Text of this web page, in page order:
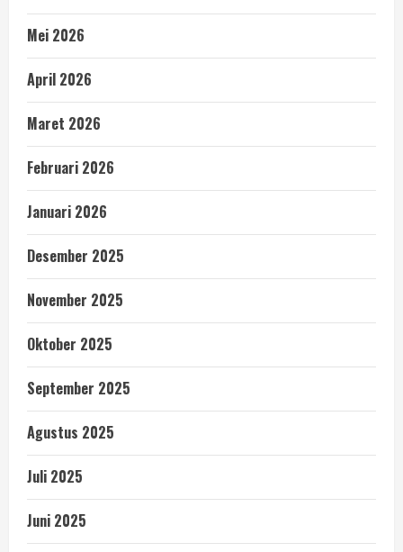
Mei 2026
April 2026
Maret 2026
Februari 2026
Januari 2026
Desember 2025
November 2025
Oktober 2025
September 2025
Agustus 2025
Juli 2025
Juni 2025